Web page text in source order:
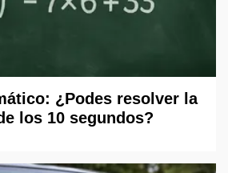
¿Podes resolver la
los 10 segundos?